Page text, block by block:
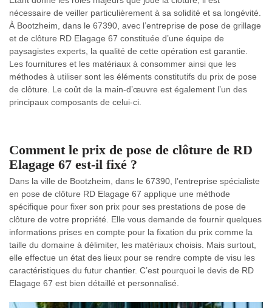
nécessaire de veiller particulièrement à sa solidité et sa longévité.
À Bootzheim, dans le 67390, avec l’entreprise de pose de grillage
et de clôture RD Elagage 67 constituée d’une équipe de
paysagistes experts, la qualité de cette opération est garantie.
Les fournitures et les matériaux à consommer ainsi que les
méthodes à utiliser sont les éléments constitutifs du prix de pose
de clôture. Le coût de la main-d’œuvre est également l’un des
principaux composants de celui-ci.
Comment le prix de pose de clôture de RD
Elagage 67 est-il fixé ?
Dans la ville de Bootzheim, dans le 67390, l’entreprise spécialiste
en pose de clôture RD Elagage 67 applique une méthode
spécifique pour fixer son prix pour ses prestations de pose de
clôture de votre propriété. Elle vous demande de fournir quelques
informations prises en compte pour la fixation du prix comme la
taille du domaine à délimiter, les matériaux choisis. Mais surtout,
elle effectue un état des lieux pour se rendre compte de visu les
caractéristiques du futur chantier. C’est pourquoi le devis de RD
Elagage 67 est bien détaillé et personnalisé.